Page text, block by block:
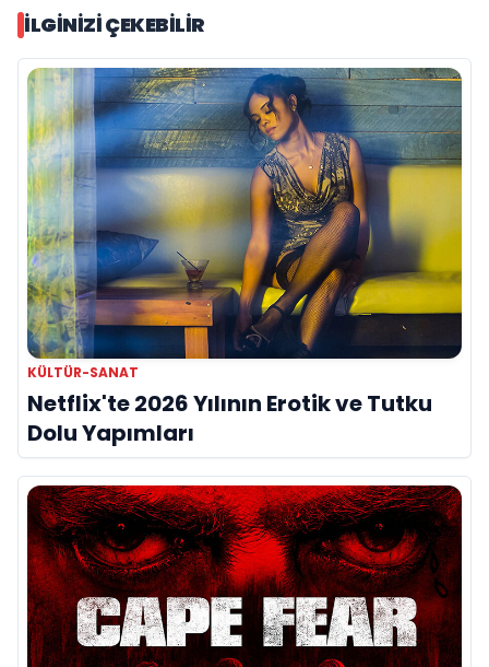
İLGINIZI ÇEKEBILIR
KÜLTÜR-SANAT
Netflix'te 2026 Yılının Erotik ve Tutku
Dolu Yapımları